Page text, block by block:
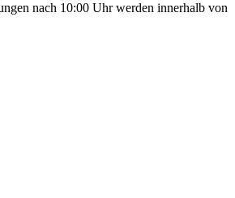
nach 10:00 Uhr werden innerhalb von